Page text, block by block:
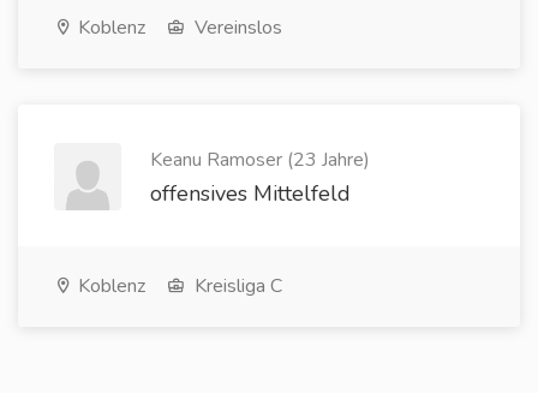
Koblenz Vereinslos
Keanu Ramoser (23 Jahre)
offensives Mittelfeld
Koblenz Kreisliga C